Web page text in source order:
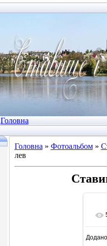
Головна
Головна » Фотоальбом»
лев
Додано